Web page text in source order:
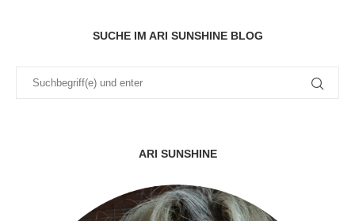
SUCHE IM ARI SUNSHINE BLOG
ARI SUNSHINE